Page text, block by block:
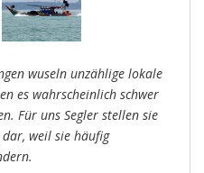
wuseln unzählige lokale
es wahrscheinlich schwer
Für uns Segler stellen sie
weil sie häufig